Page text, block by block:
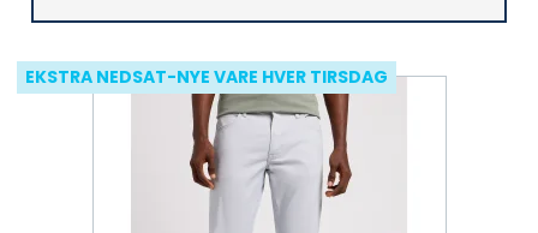
EKSTRA NEDSAT-NYE VARE HVER TIRSDAG